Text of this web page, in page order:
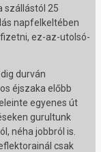
szállástól 25
napfelkeltében
ez-az-utolsó-
durván
éjszaka előbb
egyenes út
gurultunk
néha jobbról is.
csak